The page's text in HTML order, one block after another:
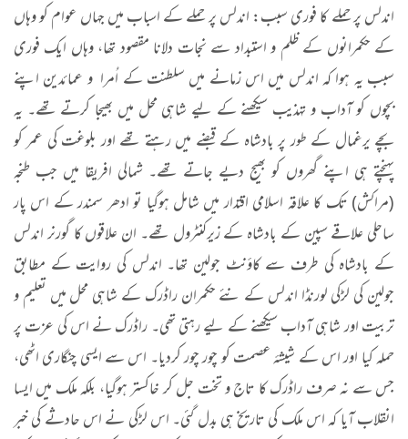
اندلس پر حملے کا فوری سبب: اندلس پر حملے کے اسباب میں جہاں عوام کو وہاں
کے حکمرانوں کے ظلم و استبداد سے نجات دلانا مقصود تھا، وہاں ایک فوری
سبب یہ ہوا کہ اندلس میں اس زمانے میں سلطنت کے اُمرا و عمائدین اپنے
بچوں کو آداب و تہذیب سیکھنے کے لیے شاہی محل میں بھیجا کرتے تھے۔ یہ
بچے یرغمال کے طور پر بادشاہ کے قبضے میں رہتے تھے اور بلوغت کی عمر کو
پہنچتے ہی اپنے گھروں کو بھیج دیے جاتے تھے۔ شمالی افریقا میں جب طنجہ
(مراکش) تک کا علاقہ اسلامی اقتدار میں شامل ہوگیا تو ادھر سمندر کے اس پار
ساحلی علاقے سپین کے بادشاہ کے زیرکنٹرول تھے۔ ان علاقوں کا گورنر اندلس
کے بادشاہ کی طرف سے کاؤنٹ جولین تھا۔ اندلس کی روایت کے مطابق
جولین کی لڑکی لورنڈا اندلس کے نئے حکمران راڈرک کے شاہی محل میں تعلیم و
تربیت اور شاہی آداب سیکھنے کے لیے رہتی تھی۔ راڈرک نے اس کی عزت پر
حملہ کیا اور اس کے شیشۂ عصمت کو چور چور کردیا۔ اس سے ایسی چنگاری اٹھی،
جس سے نہ صرف راڈرک کا تاج و تخت جل کر خاکستر ہوگیا، بلکہ ملک میں ایسا
انقلاب آیا کہ اس ملک کی تاریخ ہی بدل گئی۔ اس لڑکی نے اس حادثے کی خبر